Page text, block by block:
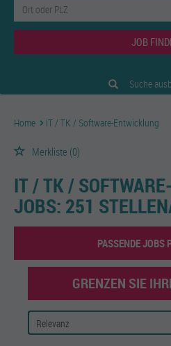
JOB
Suche
Home IT / TK / Software-Entwicklung
Merkliste (0)
IT / TK /
JOBS: 251
PASSENDE JOBS
GRENZEN SIE